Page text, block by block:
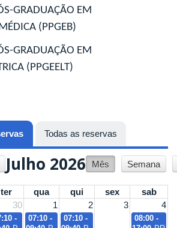
GRADUAÇÃO EM
(PPGEB)
GRADUAÇÃO EM
(PPGEELT)
(aba ativa)
Todas as reservas
Julho 2026 Mês Semana
-
07:10 -
07:10 -
08:00 -
ter qua qui sex
sab
30 1 2 3 4